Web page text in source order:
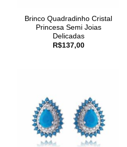
Brinco Quadradinho Cristal
Princesa Semi Joias
Delicadas
R$137,00